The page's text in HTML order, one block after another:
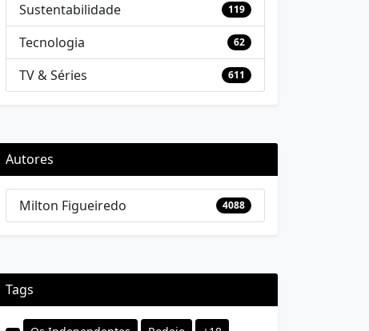
Sustentabilidade 119
Tecnologia 62
TV & Séries 611
Autores
Milton Figueiredo 4088
Tags